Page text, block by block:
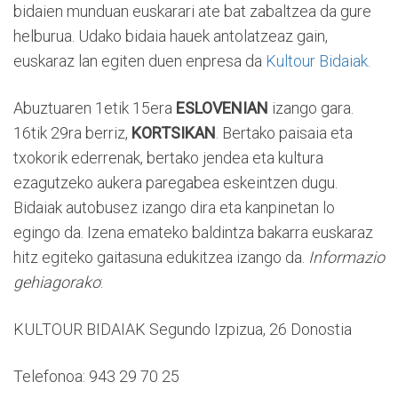
bidaien munduan euskarari ate bat zabaltzea da gure
helburua. Udako bidaia hauek antolatzeaz gain,
euskaraz lan egiten duen enpresa da Kultour Bidaiak.
Abuztuaren 1etik 15era ESLOVENIAN izango gara.
16tik 29ra berriz, KORTSIKAN . Bertako paisaia eta
txokorik ederrenak, bertako jendea eta kultura
ezagutzeko aukera paregabea eskeintzen dugu.
Bidaiak autobusez izango dira eta kanpinetan lo
egingo da. Izena emateko baldintza bakarra euskaraz
hitz egiteko gaitasuna edukitzea izango da. Informazio
gehiagorako:
KULTOUR BIDAIAK Segundo Izpizua, 26 Donostia
Telefonoa: 943 29 70 25